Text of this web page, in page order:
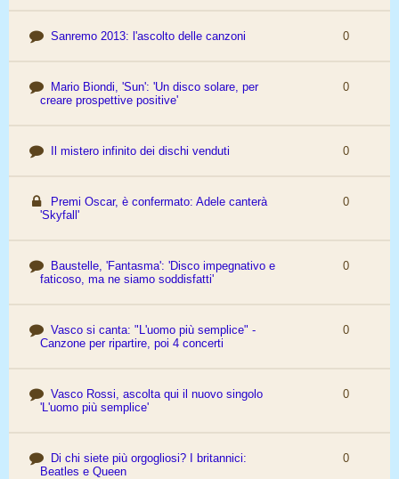
Sanremo 2013: l'ascolto delle canzoni 0
Mario Biondi, 'Sun': 'Un disco solare, per
creare prospettive positive'
0
Il mistero infinito dei dischi venduti 0
Premi Oscar, è confermato: Adele canterà
'Skyfall'
0
Baustelle, 'Fantasma': 'Disco impegnativo e
faticoso, ma ne siamo soddisfatti'
0
Vasco si canta: "L'uomo più semplice" -
Canzone per ripartire, poi 4 concerti
0
Vasco Rossi, ascolta qui il nuovo singolo
'L'uomo più semplice'
0
Di chi siete più orgogliosi? I britannici:
Beatles e Queen
0